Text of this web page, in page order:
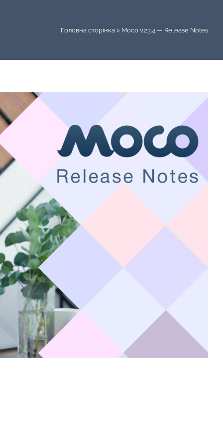
Головна сторінка > Moco v.23.4 — Release Notes